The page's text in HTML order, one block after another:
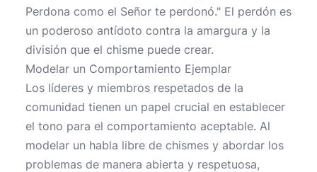
Perdona como el Señor te perdonó." El perdón es
un poderoso antídoto contra la amargura y la
división que el chisme puede crear.
Modelar un Comportamiento Ejemplar
Los líderes y miembros respetados de la
comunidad tienen un papel crucial en establecer
el tono para el comportamiento aceptable. Al
modelar un habla libre de chismes y abordar los
problemas de manera abierta y respetuosa,